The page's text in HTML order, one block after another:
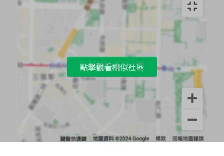
點擊觀看相似社區